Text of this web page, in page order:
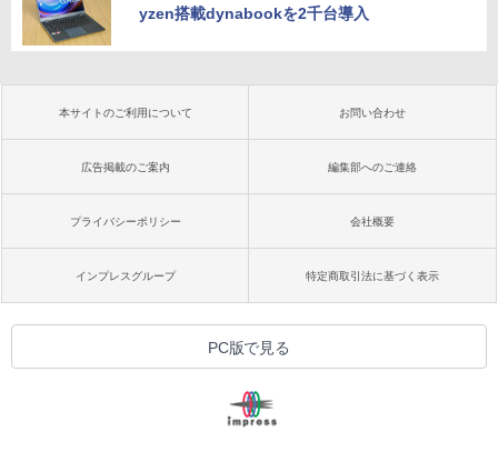
yzen搭載dynabookを2千台導入
本サイトのご利用について お問い合わせ
広告掲載のご案内 編集部へのご連絡
プライバシーポリシー 会社概要
インプレスグループ 特定商取引法に基づく表示
PC版で見る